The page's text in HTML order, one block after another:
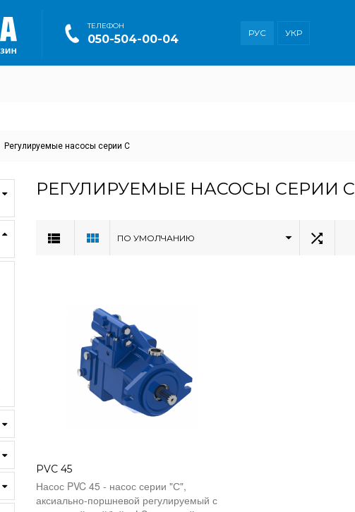
ТEЛЕФОН
050-504-00-04 РУС УКР
Регулируемые насосы серии C
РЕГУЛИРУЕМЫЕ НАСОСЫ СЕРИИ C
ПО УМОЛЧАНИЮ
PVC 45
Насос PVC 45 - насос серии "С",
аксиально-поршневой регулируемый с